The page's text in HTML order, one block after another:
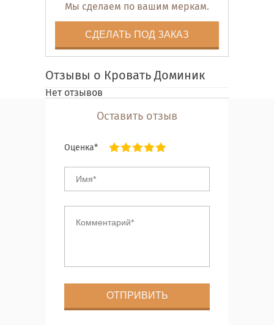
Мы сделаем по вашим меркам.
СДЕЛАТЬ ПОД ЗАКАЗ
Отзывы о Кровать Доминик
Нет отзывов
Оставить отзыв
Оценка*